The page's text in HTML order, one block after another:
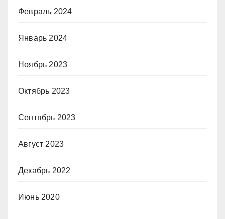
Февраль 2024
Январь 2024
Ноябрь 2023
Октябрь 2023
Сентябрь 2023
Август 2023
Декабрь 2022
Июнь 2020